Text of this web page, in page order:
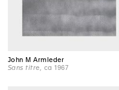
John M Armleder
Sans titre , ca 1967